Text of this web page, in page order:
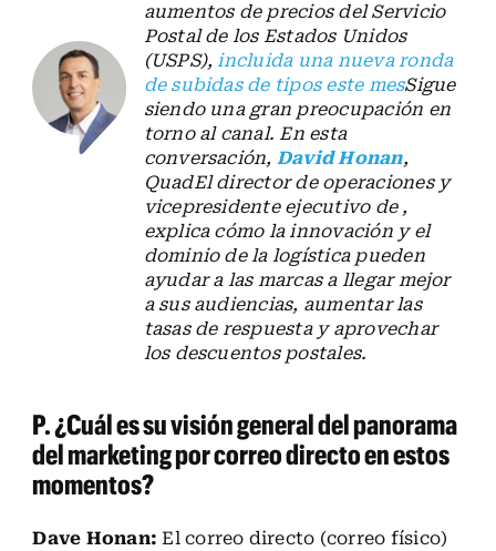
aumentos de precios del Servicio
Postal de los Estados Unidos
(USPS),incluida una nueva ronda
de subidas de tipos este mesSigue
siendo una gran preocupación en
torno al canal. En esta
conversación, David Honan,
QuadEl director de operaciones y
vicepresidente ejecutivo de ,
explica cómo la innovación y el
dominio de la logística pueden
ayudar a las marcas a llegar mejor
a sus audiencias, aumentar las
tasas de respuesta y aprovechar
los descuentos postales.
P. ¿Cuál es su visión general del panorama
del marketing por correo directo en estos
momentos?
Dave Honan: El correo directo (correo físico)